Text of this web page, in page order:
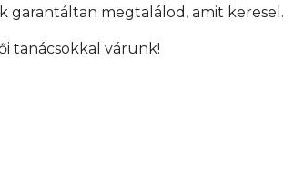
garantáltan megtalálod, amit keresel.
tanácsokkal várunk!